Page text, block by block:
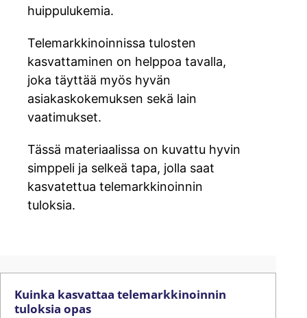
huippulukemia.
Telemarkkinoinnissa tulosten
kasvattaminen on helppoa tavalla,
joka täyttää myös hyvän
asiakaskokemuksen sekä lain
vaatimukset.
Tässä materiaalissa on kuvattu hyvin
simppeli ja selkeä tapa, jolla saat
kasvatettua telemarkkinoinnin
tuloksia.
Kuinka kasvattaa telemarkkinoinnin
tuloksia opas